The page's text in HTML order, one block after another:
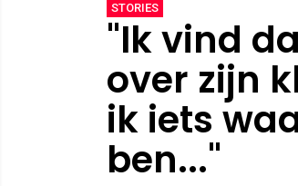
STORIES
"Ik vind
over zijn
ik iets
ben..."